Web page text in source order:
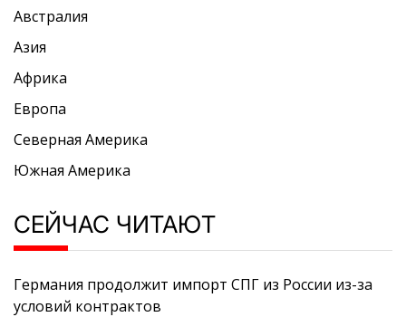
Австралия
Азия
Африка
Европа
Северная Америка
Южная Америка
СЕЙЧАС ЧИТАЮТ
Германия продолжит импорт СПГ из России из-за
условий контрактов